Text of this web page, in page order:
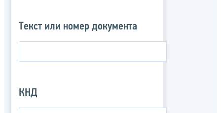
Текст или номер документа
КНД